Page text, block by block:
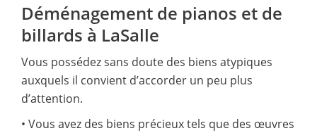
Déménagement de pianos et de
billards à LaSalle
Vous possédez sans doute des biens atypiques
auxquels il convient d’accorder un peu plus
d’attention.
• Vous avez des biens précieux tels que des œuvres